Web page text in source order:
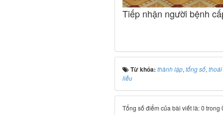
Tiếp nhận người bệnh
Từ khóa: thành lập, tổng số,
liễu
Tổng số điểm của bài viết là: 0 trong